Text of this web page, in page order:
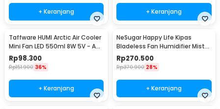
+ Keranjang + Keranjang
Taffware HUMI Arctic Air Cooler
Mini Fan LED 550ml 8W 5V - AA-
MC4
Rp98.300
Rp151.900 36%
+ Keranjang
NeSugar Happy Life Kipas
Bladeless Fan Humidifier Mist
LED - R011
Rp270.500
Rp370.900 28%
+ Keranjang